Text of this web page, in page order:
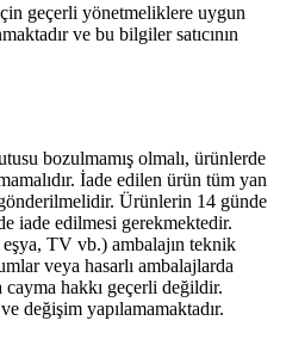
geçerli yönetmeliklere uygun
ve bu bilgiler satıcının
bozulmamış olmalı, ürünlerde
İade edilen ürün tüm yan
Ürünlerin 14 günde
iade edilmesi gerekmektedir.
TV vb.) ambalajın teknik
veya hasarlı ambalajlarda
cayma hakkı geçerli değildir.
değişim yapılamamaktadır.